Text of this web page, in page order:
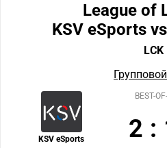
League of
KSV eSports
LCK
KSV eSports
BEST-
2 :